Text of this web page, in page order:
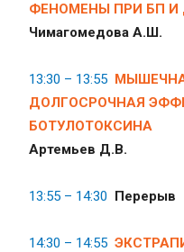
ФЕНОМЕНЫ ПРИ БП И
Чимагомедова А.Ш.
13:30 – 13:55
ДОЛГОСРОЧНАЯ
БОТУЛОТОКСИНА
Артемьев Д.В.
13:55 – 14:30 Перерыв
14:30 – 14:55